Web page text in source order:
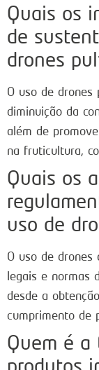
Quais os
de
drones
O uso de drones
diminuição da
além de
na fruticultura,
Quais os
uso de
O uso de
legais e normas
desde a
cumprimento de
Quem é a